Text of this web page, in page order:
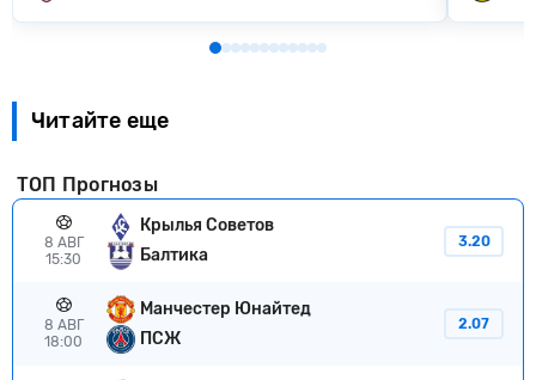
Читайте еще
ТОП Прогнозы
8 АВГ
15:30
Крылья Советов
Балтика
3.20
8 АВГ
18:00
Манчестер Юнайтед
ПСЖ
2.07